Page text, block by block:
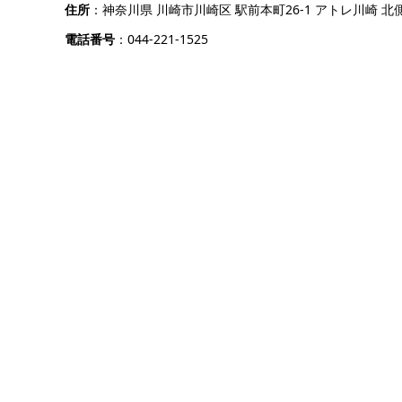
住所 ：神奈川県 川崎市川崎区 駅前本町26-1 アトレ川崎 北
電話番号 ：044-221-1525